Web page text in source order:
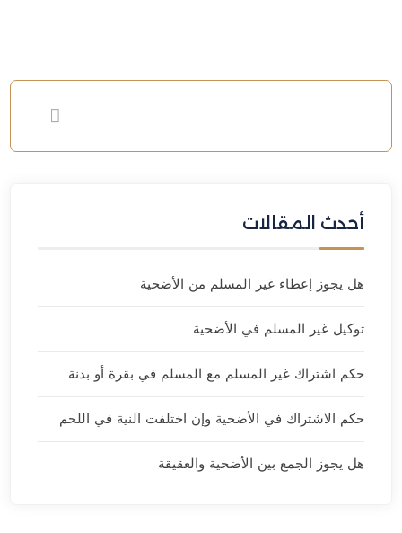
أحدث المقالات
هل يجوز إعطاء غير المسلم من الأضحية
توكيل غير المسلم في الأضحية
حكم اشتراك غير المسلم مع المسلم في بقرة أو بدنة
حكم الاشتراك في الأضحية وإن اختلفت النية في اللحم
هل يجوز الجمع بين الأضحية والعقيقة